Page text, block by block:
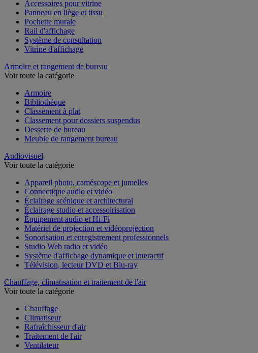
Accessoires pour vitrine
Panneau en liège et tissu
Pochette murale
Rail d'affichage
Système de consultation
Armoire et rangement de bureau
Armoire
Bibliothèque
Classement à plat
Classement pour dossiers suspendus
Desserte de bureau
Audiovisuel
Appareil photo, caméscope et jumelles
Connectique audio et vidéo
Éclairage scénique et architectural
Éclairage studio et accessoirisation
Équipement audio et Hi-Fi
Matériel de projection et vidéoprojection
Sonorisation et enregistrement professionnels
Studio Web radio et vidéo
Système d'affichage dynamique et interactif
Chauffage, climatisation et traitement de l'air
Chauffage
Climatiseur
Rafraîchisseur d'air
Traitement de l'air